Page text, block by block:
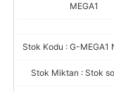
MEGA1
Stok Kodu : G-MEGA1
Stok Miktarı : Stok